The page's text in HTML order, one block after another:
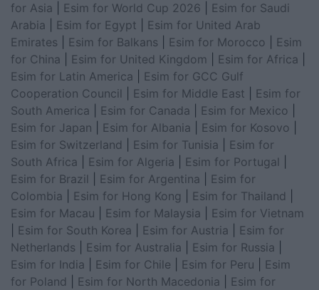
for Asia
Esim for World Cup 2026
Esim for Saudi
Arabia
Esim for Egypt
Esim for United Arab
Emirates
Esim for Balkans Esim for Morocco
Esim
for China
Esim for United Kingdom Esim for Africa
Esim for Latin America
Esim for GCC Gulf
Cooperation Council
Esim for Middle East
Esim for
South America
Esim for Canada Esim for Mexico
Esim for Japan
Esim for Albania Esim for Kosovo
Esim for Switzerland
Esim for Tunisia
Esim for
South Africa
Esim for Algeria Esim for Portugal
Esim for Brazil
Esim for Argentina
Esim for
Colombia
Esim for Hong Kong Esim for Thailand
Esim for Macau
Esim for Malaysia
Esim for Vietnam
Esim for South Korea Esim for Austria
Esim for
Netherlands
Esim for Australia Esim for Russia
Esim for India
Esim for Chile Esim for Peru
Esim
for Poland
Esim for North Macedonia
Esim for